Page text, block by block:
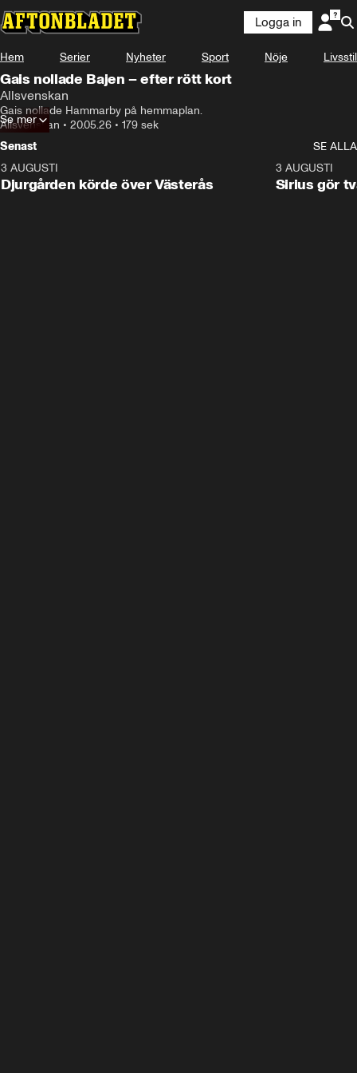
Logga in
Hem Serier Nyheter Sport Nöje Livsstil
Gais nollade Bajen – efter rött kort
Allsvenskan
Gais nollade Hammarby på hemmaplan.
Allsvenskan • 20.05.26 • 179 sek
Se mer
Senast
SE ALLA
3 AUGUSTI
Djurgården körde över Västerås
3 AUGUSTI
Sirius gör